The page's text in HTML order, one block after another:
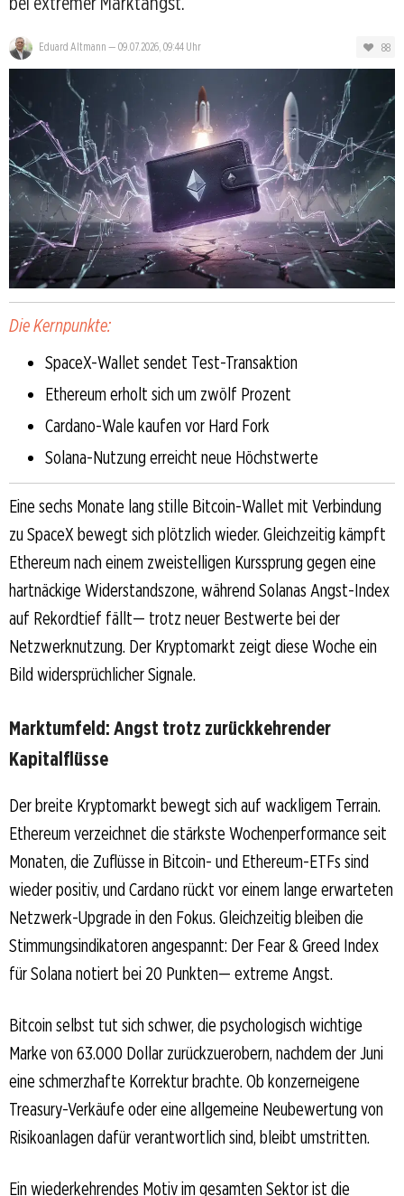
Eduard Altmann — 09.07.2026, 09:44 Uhr 88
Die Kernpunkte:
SpaceX-Wallet sendet Test-Transaktion
Ethereum erholt sich um zwölf Prozent
Cardano-Wale kaufen vor Hard Fork
Solana-Nutzung erreicht neue Höchstwerte
Eine sechs Monate lang stille Bitcoin-Wallet mit Verbindung
zu SpaceX bewegt sich plötzlich wieder. Gleichzeitig kämpft
Ethereum nach einem zweistelligen Kurssprung gegen eine
hartnäckige Widerstandszone, während Solanas Angst-Index
auf Rekordtief fällt— trotz neuer Bestwerte bei der
Netzwerknutzung. Der Kryptomarkt zeigt diese Woche ein
Bild widersprüchlicher Signale.
Marktumfeld: Angst trotz zurückkehrender
Kapitalflüsse
Der breite Kryptomarkt bewegt sich auf wackligem Terrain.
Ethereum verzeichnet die stärkste Wochenperformance seit
Monaten, die Zuflüsse in Bitcoin- und Ethereum-ETFs sind
wieder positiv, und Cardano rückt vor einem lange erwarteten
Netzwerk-Upgrade in den Fokus. Gleichzeitig bleiben die
Stimmungsindikatoren angespannt: Der Fear & Greed Index
für Solana notiert bei 20 Punkten— extreme Angst.
Bitcoin selbst tut sich schwer, die psychologisch wichtige
Marke von 63.000 Dollar zurückzuerobern, nachdem der Juni
eine schmerzhafte Korrektur brachte. Ob konzerneigene
Treasury-Verkäufe oder eine allgemeine Neubewertung von
Risikoanlagen dafür verantwortlich sind, bleibt umstritten.
Ein wiederkehrendes Motiv im gesamten Sektor ist die